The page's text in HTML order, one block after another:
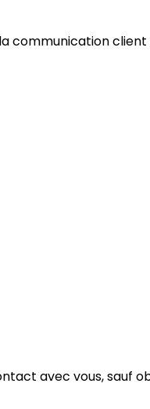
communication
avec vous, sauf